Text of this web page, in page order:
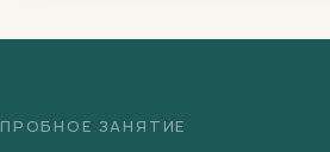
ПРОБНОЕ ЗАНЯТИЕ